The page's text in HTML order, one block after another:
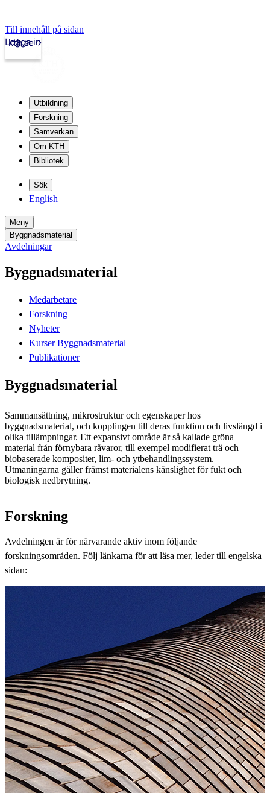
Till innehåll på sidan
kth.se
Logga in
Utbildning
Forskning
Samverkan
Om KTH
Bibliotek
Sök
English
Meny
Byggnadsmaterial
Avdelningar
Byggnadsmaterial
Medarbetare
Forskning
Nyheter
Kurser Byggnadsmaterial
Publikationer
Byggnadsmaterial
Sammansättning, mikrostruktur och egenskaper hos
byggnadsmaterial, och kopplingen till deras funktion och livslängd i
olika tillämpningar. Ett expansivt område är så kallade gröna
material från förnybara råvaror, till exempel modifierat trä och
biobaserade kompositer, lim- och ytbehandlingssystem.
Utmaningarna gäller främst materialens känslighet för fukt och
biologisk nedbrytning.
Forskning
Avdelningen är för närvarande aktiv inom följande
forskningsområden. Följ länkarna för att läsa mer, leder till engelska
sidan: